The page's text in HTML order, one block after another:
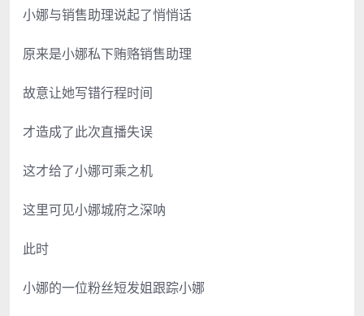
小娜与销售助理说起了悄悄话
原来是小娜私下贿赂销售助理
故意让她写错行程时间
才造成了此次直播失误
这才给了小娜可乘之机
这里可见小娜城府之深呐
此时
小娜的一位粉丝短发姐跟踪小娜